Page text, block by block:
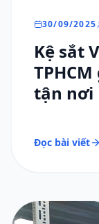
30/09/2025
Kệ sắt
tận nơi
Đọc bài viết